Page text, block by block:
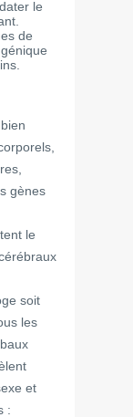
le
de
gènes
le
soit
les
et
: